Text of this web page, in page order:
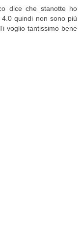
dice che stanotte ho
quindi non sono più
voglio tantissimo bene